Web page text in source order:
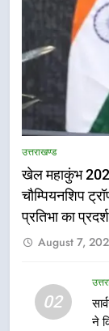
उत्तराखण्ड
खेल महाकुंभ
चौम्पियनशिप
प्रतिभा का
August 7,
02
ने